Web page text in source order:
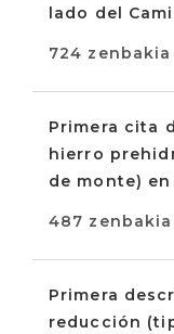
lado del
724
Primera cita
hierro
de monte) en
487
Primera
reducción